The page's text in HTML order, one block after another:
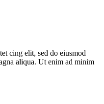
cing elit, sed do eiusmod
aliqua. Ut enim ad minim